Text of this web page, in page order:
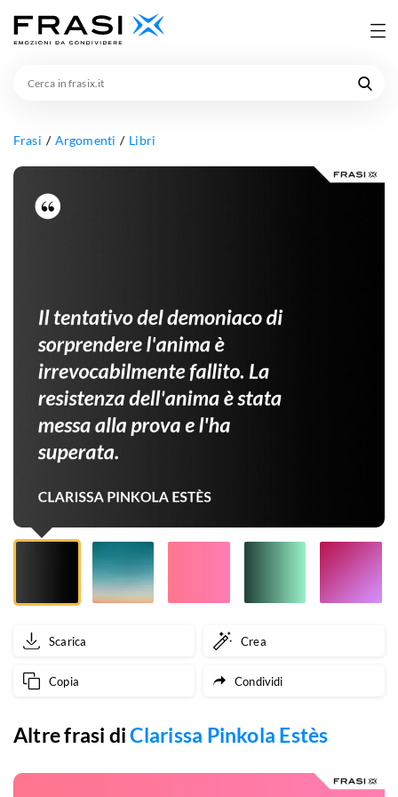
Frasi Argomenti Libri
Il
tentativo
sorprendere
l'anima
irrevocabilmente
fallito.
La
resistenza
dell'anima
è
stata
alla
prova
Scarica Crea
Copia Condividi
Altre frasi diClarissa Pinkola Estès